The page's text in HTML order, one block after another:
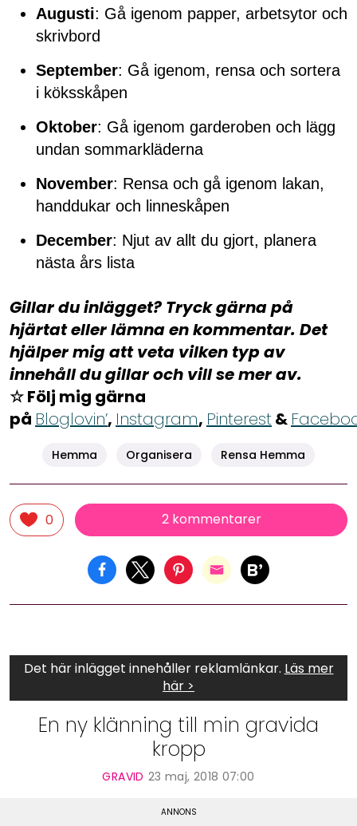
Augusti: Gå igenom papper, arbetsytor och
skrivbord
September: Gå igenom, rensa och sortera
i köksskåpen
Oktober: Gå igenom garderoben och lägg
undan sommarkläderna
November: Rensa och gå igenom lakan,
handdukar och linneskåpen
December: Njut av allt du gjort, planera
nästa års lista
Gillar du inlägget? Tryck gärna på
hjärtat eller lämna en kommentar. Det
hjälper mig att veta vilken typ av
innehåll du gillar och vill se mer av.
☆ Följ mig gärna
på Bloglovin’, Instagram, Pinterest&
Hemma Organisera Rensa Hemma
0 2 kommentarer
Det här inlägget innehåller reklamlänkar. Läs mer
här >
En ny klänning till min gravida
kropp
GRAVID 23 maj, 2018 07:00